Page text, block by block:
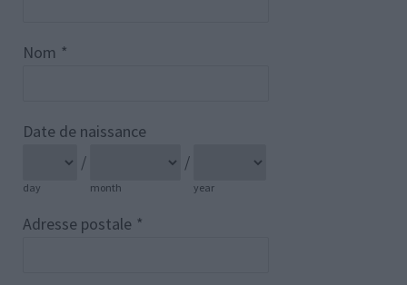
Nom *
Date de naissance
day
/
month
/
year
Adresse postale *